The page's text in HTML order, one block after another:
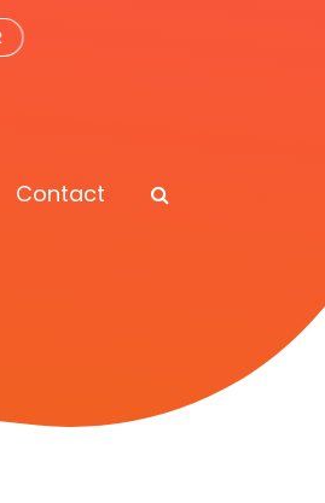
Contact